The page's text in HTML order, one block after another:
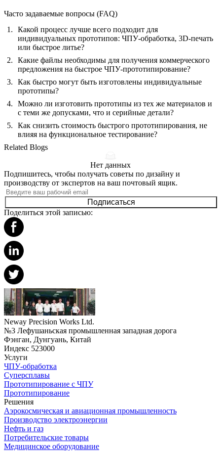
Часто задаваемые вопросы (FAQ)
Какой процесс лучше всего подходит для
индивидуальных прототипов: ЧПУ-обработка, 3D-печать
или быстрое литье?
Какие файлы необходимы для получения коммерческого
предложения на быстрое ЧПУ-прототипирование?
Как быстро могут быть изготовлены индивидуальные
прототипы?
Можно ли изготовить прототипы из тех же материалов и
с теми же допусками, что и серийные детали?
Как снизить стоимость быстрого прототипирования, не
влияя на функциональное тестирование?
Related Blogs
Нет данных
Подпишитесь, чтобы получать советы по дизайну и
производству от экспертов на ваш почтовый ящик.
Подписаться
Поделиться этой записью:
Neway Precision Works Ltd.
№3 Лефушаньская промышленная западная дорога
Фэнган, Дунгуань, Китай
Индекс 523000
Услуги
ЧПУ-обработка
Суперсплавы
Прототипирование с ЧПУ
Прототипирование
Решения
Аэрокосмическая и авиационная промышленность
Производство электроэнергии
Нефть и газ
Потребительские товары
Медицинское оборудование